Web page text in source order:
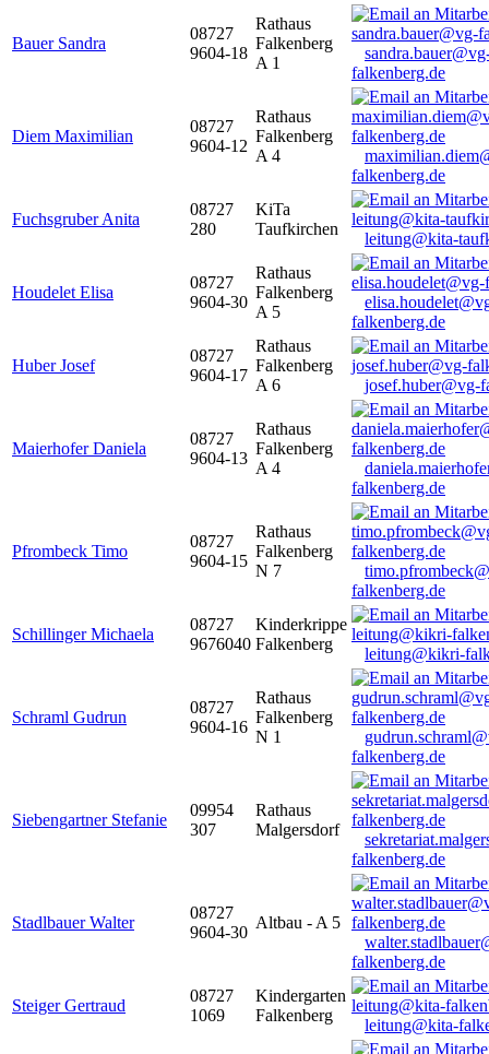
Bauer Sandra
08727
9604-18
Rathaus
Falkenberg
A 1
falkenberg.de
Diem Maximilian
08727
9604-12
Rathaus
Falkenberg
A 4
falkenberg.de
Fuchsgruber Anita
08727
280
KiTa
Taufkirchen
leitung@kita-
Houdelet Elisa
08727
9604-30
Rathaus
Falkenberg
A 5
falkenberg.de
Huber Josef
08727
9604-17
Rathaus
Falkenberg
A 6
josef.huber@vg-
Maierhofer Daniela
08727
9604-13
Rathaus
Falkenberg
A 4
falkenberg.de
Pfrombeck Timo
08727
9604-15
Rathaus
Falkenberg
N 7
falkenberg.de
Schillinger Michaela
08727
9676040
Kinderkrippe
Falkenberg
leitung@kikri-
Schraml Gudrun
08727
9604-16
Rathaus
Falkenberg
N 1
falkenberg.de
Siebengartner Stefanie
09954
307
Rathaus
Malgersdorf
falkenberg.de
Stadlbauer Walter
08727
9604-30
Altbau - A 5
falkenberg.de
Steiger Gertraud
08727
1069
Kindergarten
Falkenberg
leitung@kita-